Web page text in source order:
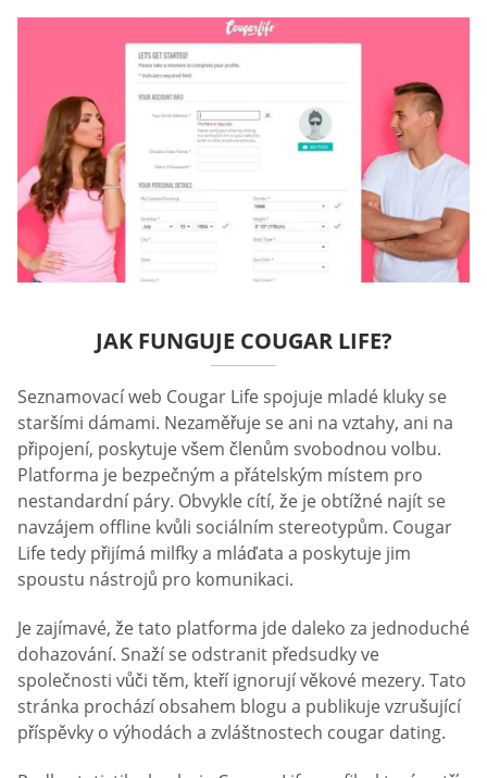
JAK FUNGUJE COUGAR LIFE?
Seznamovací web Cougar Life spojuje mladé kluky se
staršími dámami. Nezaměřuje se ani na vztahy, ani na
připojení, poskytuje všem členům svobodnou volbu.
Platforma je bezpečným a přátelským místem pro
nestandardní páry. Obvykle cítí, že je obtížné najít se
navzájem offline kvůli sociálním stereotypům. Cougar
Life tedy přijímá milfky a mláďata a poskytuje jim
spoustu nástrojů pro komunikaci.
Je zajímavé, že tato platforma jde daleko za jednoduché
dohazování. Snaží se odstranit předsudky ve
společnosti vůči těm, kteří ignorují věkové mezery. Tato
stránka prochází obsahem blogu a publikuje vzrušující
příspěvky o výhodách a zvláštnostech cougar dating.